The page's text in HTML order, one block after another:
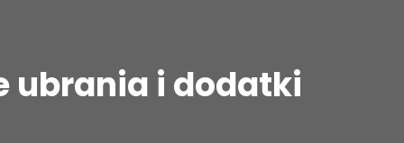
ubrania i dodatki